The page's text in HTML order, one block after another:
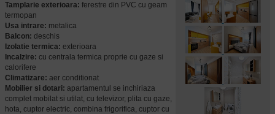
Tamplarie exterioara: ferestre din PVC cu geam
termopan
Usa intrare: metalica
Balcon: deschis
Izolatie termica: exterioara
Incalzire: cu centrala termica proprie cu gaze si
calorifere
Climatizare: aer conditionat
Mobilier si dotari: apartamentul se inchiriaza
complet mobilat si utilat, cu televizor, plita cu gaze,
hota, cuptor electric, combina frigorifica, cuptor cu